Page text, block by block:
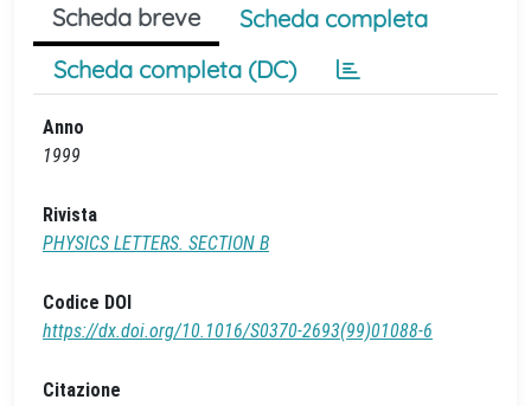
Scheda breve
Scheda completa
Scheda completa (DC)
Anno
1999
Rivista
PHYSICS LETTERS. SECTION B
Codice DOI
https://dx.doi.org/10.1016/S0370-2693(99)01088-6
Citazione